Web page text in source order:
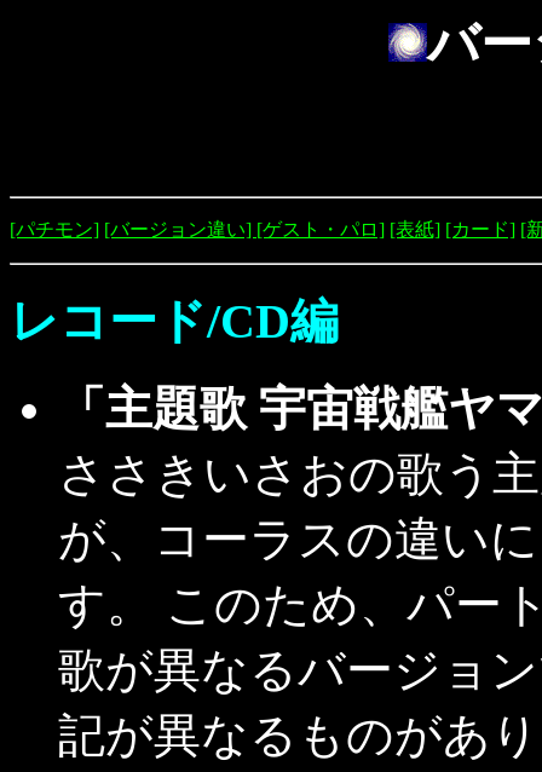
バ
[パチモン] [バージョン違い] [ゲスト・パロ] [表紙] [カード] [
レコード/CD編
「主題歌 宇宙戦艦ヤ
ささきいさおの歌う
が、コーラスの違い
す。 このため、パー
歌が異なるバージョ
記が異なるものがあ